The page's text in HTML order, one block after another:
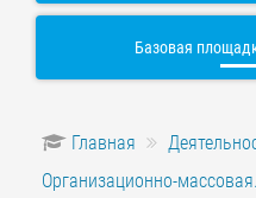
Базовая
Главная
Организационно-